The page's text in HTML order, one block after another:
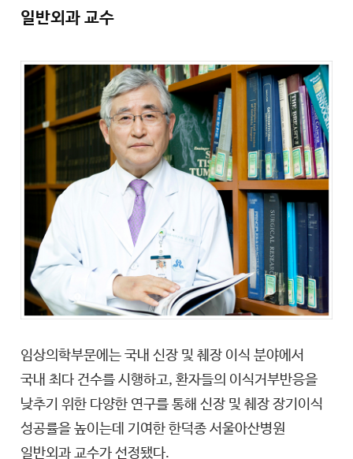
일반외과 교수
임상의학부문에는 국내 신장 및 췌장 이식 분야에서
국내 최다 건수를 시행하고, 환자들의 이식거부반응을
낮추기 위한 다양한 연구를 통해 신장 및 췌장 장기이식
성공률을 높이는데 기여한 한덕종 서울아산병원
일반외과 교수가 선정됐다.